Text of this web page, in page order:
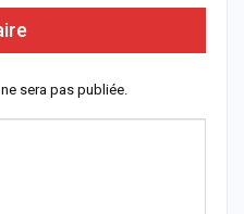
sera pas publiée.